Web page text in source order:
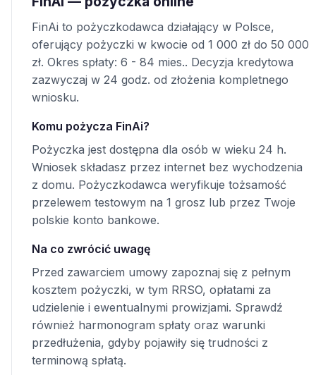
FinAi to pożyczkodawca działający w Polsce,
oferujący pożyczki w kwocie od 1 000 zł do 50 000
zł. Okres spłaty: 6 - 84 mies.. Decyzja kredytowa
zazwyczaj w 24 godz. od złożenia kompletnego
wniosku.
Komu pożycza FinAi?
Pożyczka jest dostępna dla osób w wieku 24 h.
Wniosek składasz przez internet bez wychodzenia
z domu. Pożyczkodawca weryfikuje tożsamość
przelewem testowym na 1 grosz lub przez Twoje
polskie konto bankowe.
Na co zwrócić uwagę
Przed zawarciem umowy zapoznaj się z pełnym
kosztem pożyczki, w tym RRSO, opłatami za
udzielenie i ewentualnymi prowizjami. Sprawdź
również harmonogram spłaty oraz warunki
przedłużenia, gdyby pojawiły się trudności z
terminową spłatą.